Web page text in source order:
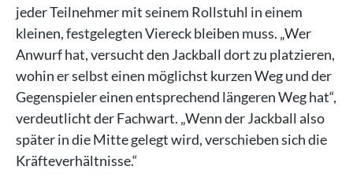
jeder Teilnehmer mit seinem Rollstuhl in einem
kleinen, festgelegten Viereck bleiben muss. „Wer
Anwurf hat, versucht den Jackball dort zu platzieren,
wohin er selbst einen möglichst kurzen Weg und der
Gegenspieler einen entsprechend längeren Weg hat“,
verdeutlicht der Fachwart. „Wenn der Jackball also
später in die Mitte gelegt wird, verschieben sich die
Kräfteverhältnisse.“